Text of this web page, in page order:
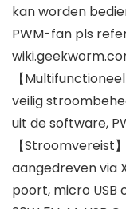
kan worden
PWM-fan pls
【
veilig
uit de software,
【Stroomvereist
aangedreven via
poort, micro USB